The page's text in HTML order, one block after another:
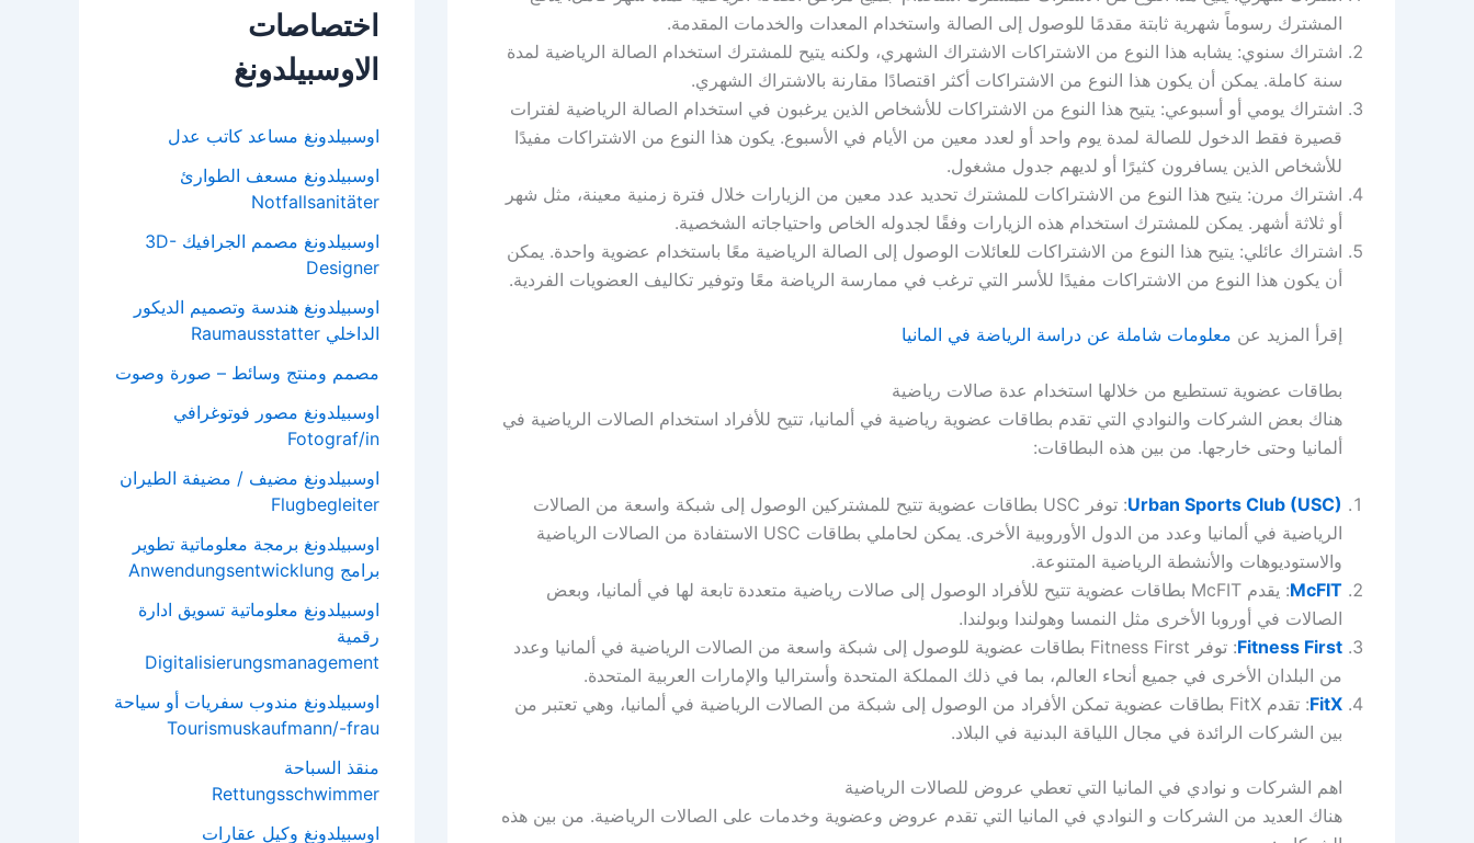
المشترك رسوماً شهرية ثابتة مقدمًا للوصول إلى الصالة واستخدام المعدات والخدمات المقدمة.
اشتراك سنوي: يشابه هذا النوع من الاشتراكات الاشتراك الشهري، ولكنه يتيح للمشترك استخدام الصالة الرياضية لمدة
سنة كاملة. يمكن أن يكون هذا النوع من الاشتراكات أكثر اقتصادًا مقارنة بالاشتراك الشهري.
اشتراك يومي أو أسبوعي: يتيح هذا النوع من الاشتراكات للأشخاص الذين يرغبون في استخدام الصالة الرياضية لفترات
قصيرة فقط الدخول للصالة لمدة يوم واحد أو لعدد معين من الأيام في الأسبوع. يكون هذا النوع من الاشتراكات مفيدًا
للأشخاص الذين يسافرون كثيرًا أو لديهم جدول مشغول.
اشتراك مرن: يتيح هذا النوع من الاشتراكات للمشترك تحديد عدد معين من الزيارات خلال فترة زمنية معينة، مثل شهر
أو ثلاثة أشهر. يمكن للمشترك استخدام هذه الزيارات وفقًا لجدوله الخاص واحتياجاته الشخصية.
اشتراك عائلي: يتيح هذا النوع من الاشتراكات للعائلات الوصول إلى الصالة الرياضية معًا باستخدام عضوية واحدة. يمكن
أن يكون هذا النوع من الاشتراكات مفيدًا للأسر التي ترغب في ممارسة الرياضة معًا وتوفير تكاليف العضويات الفردية.
إقرأ المزيد عن معلومات شاملة عن دراسة الرياضة في المانيا
بطاقات عضوية تستطيع من خلالها استخدام عدة صالات رياضية
هناك بعض الشركات والنوادي التي تقدم بطاقات عضوية رياضية في ألمانيا، تتيح للأفراد استخدام الصالات الرياضية في
ألمانيا وحتى خارجها. من بين هذه البطاقات:
Urban Sports Club (USC)
: توفر USC بطاقات عضوية تتيح للمشتركين الوصول إلى شبكة واسعة من الصالات
الرياضية في ألمانيا وعدد من الدول الأوروبية الأخرى. يمكن لحاملي بطاقات USC الاستفادة من الصالات الرياضية
والاستوديوهات والأنشطة الرياضية المتنوعة.
McFIT
: يقدم McFIT بطاقات عضوية تتيح للأفراد الوصول إلى صالات رياضية متعددة تابعة لها في ألمانيا، وبعض
الصالات في أوروبا الأخرى مثل النمسا وهولندا وبولندا.
Fitness First
: توفر Fitness First بطاقات عضوية للوصول إلى شبكة واسعة من الصالات الرياضية في ألمانيا وعدد
من البلدان الأخرى في جميع أنحاء العالم، بما في ذلك المملكة المتحدة وأستراليا والإمارات العربية المتحدة.
FitX
: تقدم FitX بطاقات عضوية تمكن الأفراد من الوصول إلى شبكة من الصالات الرياضية في ألمانيا، وهي تعتبر من
بين الشركات الرائدة في مجال اللياقة البدنية في البلاد.
اهم الشركات و نوادي في المانيا التي تعطي عروض للصالات الرياضية
هناك العديد من الشركات و النوادي في المانيا التي تقدم عروض وعضوية وخدمات على الصالات الرياضية. من بين هذه
اختصاصات
الاوسبيلدونغ
اوسبيلدونغ مساعد كاتب عدل
اوسبيلدونغ مسعف الطوارئ
Notfallsanitäter
اوسبيلدونغ مصمم الجرافيك 3D-
Designer
اوسبيلدونغ هندسة وتصميم الديكور
الداخلي Raumausstatter
مصمم ومنتج وسائط – صورة وصوت
اوسبيلدونغ مصور فوتوغرافي
Fotograf/in
اوسبيلدونغ مضيف / مضيفة الطيران
Flugbegleiter
اوسبيلدونغ برمجة معلوماتية تطوير
برامج Anwendungsentwicklung
اوسبيلدونغ معلوماتية تسويق ادارة
رقمية
Digitalisierungsmanagement
اوسبيلدونغ مندوب سفريات أو سياحة
Tourismuskaufmann/-frau
منقذ السباحة
Rettungsschwimmer
اوسبيلدونغ وكيل عقارات